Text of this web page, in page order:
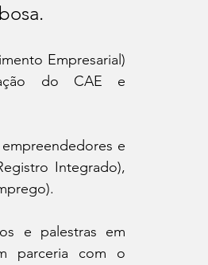
Empresarial)
do CAE e
e
Integrado),
e palestras em
parceria com o